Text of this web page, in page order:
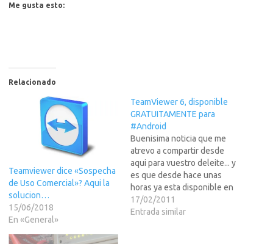
Me gusta esto:
Relacionado
Teamviewer dice «Sospecha
de Uso Comercial»? Aqui la
solucion…
15/06/2018
En «General»
TeamViewer 6, disponible
GRATUITAMENTE para
#Android
Buenisima noticia que me
atrevo a compartir desde
aqui para vuestro deleite... y
es que desde hace unas
horas ya esta disponible en
el Market de Android la
version 6 de TeamViewer,
17/02/2011
Entrada similar